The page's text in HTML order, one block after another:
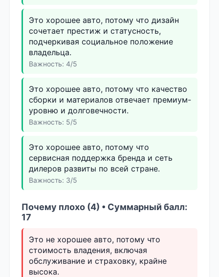
Это хорошее авто, потому что дизайн
сочетает престиж и статусность,
подчеркивая социальное положение
владельца.
Важность: 4/5
Это хорошее авто, потому что качество
сборки и материалов отвечает премиум-
уровню и долговечности.
Важность: 5/5
Это хорошее авто, потому что
сервисная поддержка бренда и сеть
дилеров развиты по всей стране.
Важность: 3/5
Почему плохо (4) • Суммарный балл:
17
Это не хорошее авто, потому что
стоимость владения, включая
обслуживание и страховку, крайне
высока.